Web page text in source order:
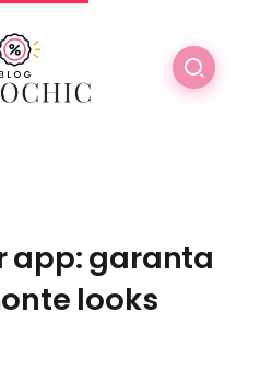
app: garanta
looks